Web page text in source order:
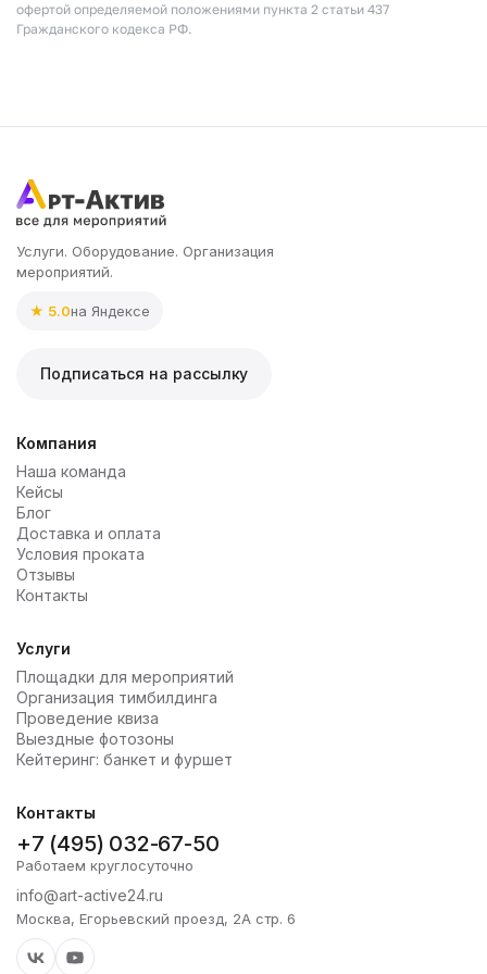
офертой определяемой положениями пункта 2 статьи 437
Гражданского кодекса РФ.
Услуги. Оборудование. Организация
мероприятий.
★ 5.0на Яндексе
Подписаться на рассылку
Компания
Наша команда
Кейсы
Блог
Доставка и оплата
Условия проката
Отзывы
Контакты
Услуги
Площадки для мероприятий
Организация тимбилдинга
Проведение квиза
Выездные фотозоны
Кейтеринг: банкет и фуршет
Контакты
+7 (495) 032-67-50
Работаем круглосуточно
info@art-active24.ru
Москва, Егорьевский проезд, 2А стр. 6